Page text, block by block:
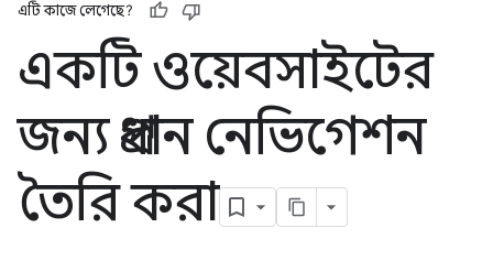
এটি কাজে লেগেছে?
একটি ওয়েবসাইটের
জন্য প্রধান নেভিগেশন
তৈরি করা